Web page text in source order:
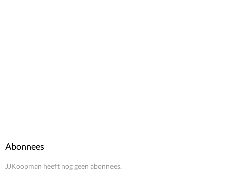
Abonnees
JJKoopman heeft nog geen abonnees.